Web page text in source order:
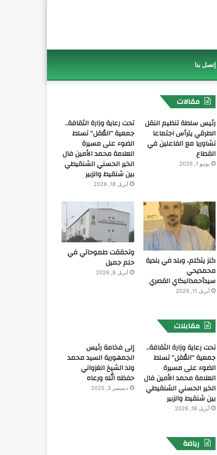
إتصل بنا
مقالات
رئيس سلطة تنظيم النقل
الطرقي يترأس اجتماعا
تشاوريا مع الفاعلين في
القطاع
يونيو 1, 2026
تحت رعاية وزارة الثقافة..
جمعية “العُقل” تسلط
الضوء على مسيرة
العلامة محمد الأمين فال
الخير الحسني الشنقيطي
بين شنقيط والزبير
أبريل 18, 2026
كنز يتكلم، وبلد في بلدية
محمديحي
سيدأحمدالبكاي القصري
أبريل 11, 2026
وتحققت طموحاتي في
حلم جميل
أبريل 8, 2026
مقابلات
تحت رعاية وزارة الثقافة..
جمعية “العُقل” تسلط
الضوء على مسيرة
العلامة محمد الأمين فال
الخير الحسني الشنقيطي
بين شنقيط والزبير
أبريل 18, 2026
إلى فخامة رئيس
الجمهورية السيد محمد
ولد الشيخ الغزواني
حفظه الله ورعاه
ديسمبر 3, 2025
رياضة